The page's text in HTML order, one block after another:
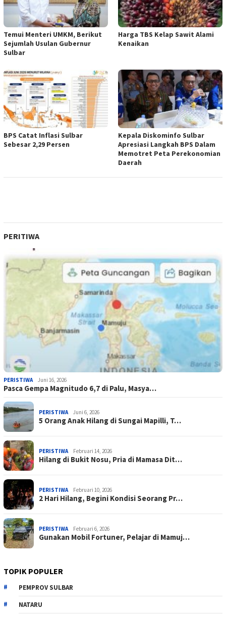
Temui Menteri UMKM, Berikut
Sejumlah Usulan Gubernur
Sulbar
Harga TBS Kelap Sawit Alami
Kenaikan
BPS Catat Inflasi Sulbar
Sebesar 2,29 Persen
Kepala Diskominfo Sulbar
Apresiasi Langkah BPS Dalam
Memotret Peta Perekonomian
Daerah
PERITIWA
PERISTIWA Juni 16, 2026
Pasca Gempa Magnitudo 6,7 di Palu, Masya…
PERISTIWA Juni 6, 2026
5 Orang Anak Hilang di Sungai Mapilli, T…
PERISTIWA Februari 14, 2026
Hilang di Bukit Nosu, Pria di Mamasa Dit…
PERISTIWA Februari 10, 2026
2 Hari Hilang, Begini Kondisi Seorang Pr…
PERISTIWA Februari 6, 2026
Gunakan Mobil Fortuner, Pelajar di Mamuj…
TOPIK POPULER
PEMPROV SULBAR
NATARU